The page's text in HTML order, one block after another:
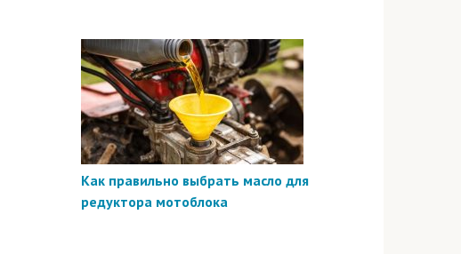
Как правильно выбрать масло для
редуктора мотоблока